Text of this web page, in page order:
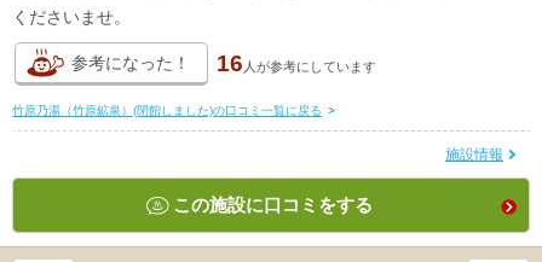
くださいませ。
参考になった！ 16 人が参考にしています
竹原乃湯（竹原鉱泉）(閉館しました)の口コミ一覧に戻る >
施設情報
この施設に口コミをする